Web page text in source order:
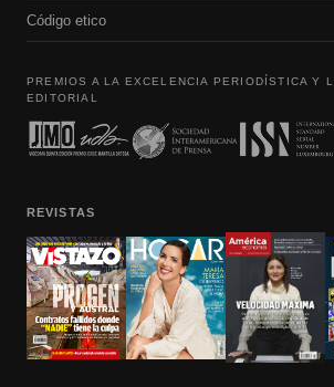
Código etico
PREMIOS A LA EXCELENCIA PERIODÍSTICA Y
EDITORIAL
REVISTAS